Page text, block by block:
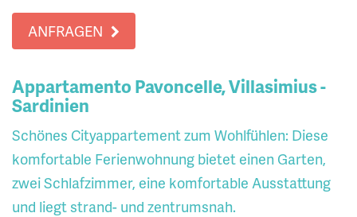
ANFRAGEN
Appartamento Pavoncelle, Villasimius -
Sardinien
Schönes Cityappartement zum Wohlfühlen: Diese
komfortable Ferienwohnung bietet einen Garten,
zwei Schlafzimmer, eine komfortable Ausstattung
und liegt strand- und zentrumsnah.